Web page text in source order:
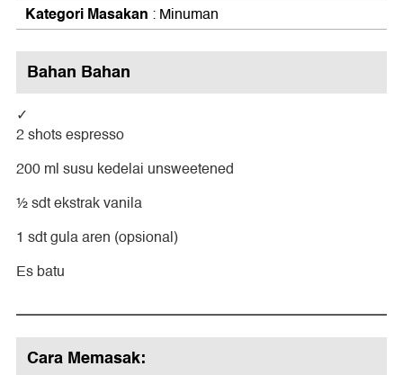
Kategori Masakan : Minuman
Bahan Bahan
2 shots espresso
200 ml susu kedelai unsweetened
½ sdt ekstrak vanila
1 sdt gula aren (opsional)
Es batu
Cara Memasak: